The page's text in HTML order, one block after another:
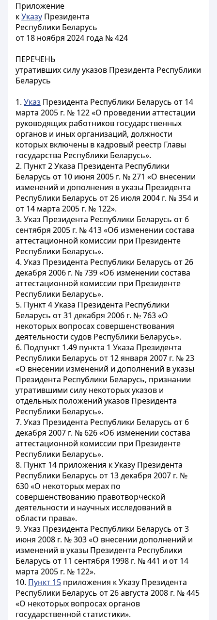
Приложение
кУказу Президента
Республики Беларусь
от 18 ноября 2024 года № 424
ПЕРЕЧЕНЬ
утративших силу указов Президента Республики
Беларусь
1. Указ Президента Республики Беларусь от 14
марта 2005 г. № 122 «О проведении аттестации
руководящих работников государственных
органов и иных организаций, должности
которых включены в кадровый реестр Главы
государства Республики Беларусь».
2. Пункт 2 Указа Президента Республики
Беларусь от 10 июня 2005 г. № 271 «О внесении
изменений и дополнения в указы Президента
Республики Беларусь от 26 июля 2004 г. № 354 и
от 14 марта 2005 г. № 122».
3. Указ Президента Республики Беларусь от 6
сентября 2005 г. № 413 «Об изменении состава
аттестационной комиссии при Президенте
Республики Беларусь».
4. Указ Президента Республики Беларусь от 26
декабря 2006 г. № 739 «Об изменении состава
аттестационной комиссии при Президенте
Республики Беларусь».
5. Пункт 4 Указа Президента Республики
Беларусь от 31 декабря 2006 г. № 763 «О
некоторых вопросах совершенствования
деятельности судов Республики Беларусь».
6. Подпункт 1.49 пункта 1 Указа Президента
Республики Беларусь от 12 января 2007 г. № 23
«О внесении изменений и дополнений в указы
Президента Республики Беларусь, признании
утратившими силу некоторых указов и
отдельных положений указов Президента
Республики Беларусь».
7. Указ Президента Республики Беларусь от 6
декабря 2007 г. № 626 «Об изменении состава
аттестационной комиссии при Президенте
Республики Беларусь».
8. Пункт 14 приложения к Указу Президента
Республики Беларусь от 13 декабря 2007 г. №
630 «О некоторых мерах по
совершенствованию правотворческой
деятельности и научных исследований в
области права».
9. Указ Президента Республики Беларусь от 3
июня 2008 г. № 303 «О внесении дополнений и
изменений в указы Президента Республики
Беларусь от 11 сентября 1998 г. № 441 и от 14
марта 2005 г. № 122».
10. Пункт 15 приложения к Указу Президента
Республики Беларусь от 26 августа 2008 г. № 445
«О некоторых вопросах органов
государственной статистики».